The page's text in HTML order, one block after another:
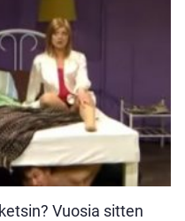
Vuosia sitten